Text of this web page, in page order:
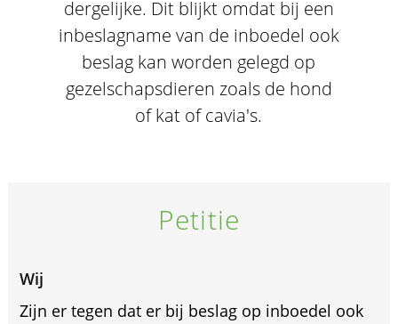
dergelijke. Dit blijkt omdat bij een
inbeslagname van de inboedel ook
beslag kan worden gelegd op
gezelschapsdieren zoals de hond
of kat of cavia's.
Petitie
Wij
Zijn er tegen dat er bij beslag op inboedel ook